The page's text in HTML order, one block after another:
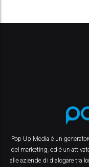
Pop Up Media è un
del marketing, ed è un
alle aziende di dialogare tra